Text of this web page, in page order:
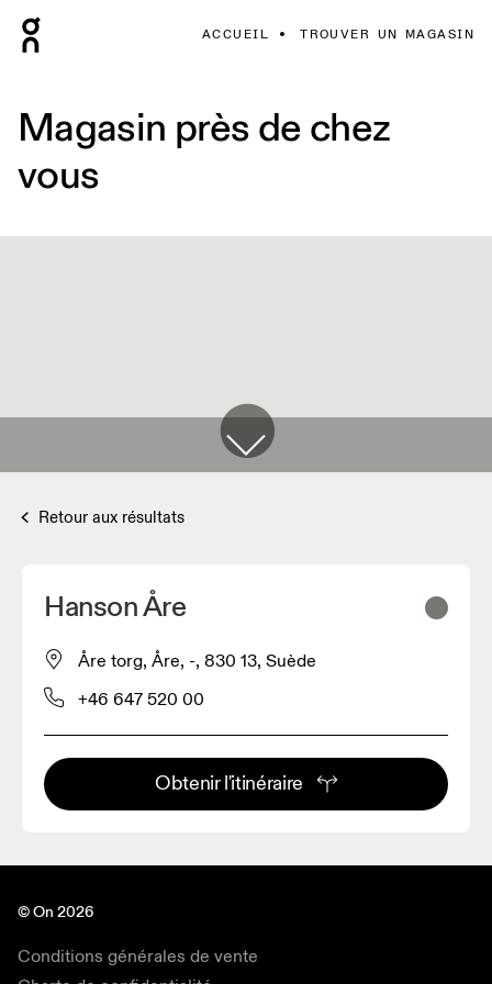
ACCUEIL TROUVER UN MAGASIN
Magasin près de chez
vous
Retour aux résultats
Hanson Åre
Åre torg, Åre, -, 830 13, Suède
+46 647 520 00
Obtenir l'itinéraire
© On 2026
Conditions générales de vente